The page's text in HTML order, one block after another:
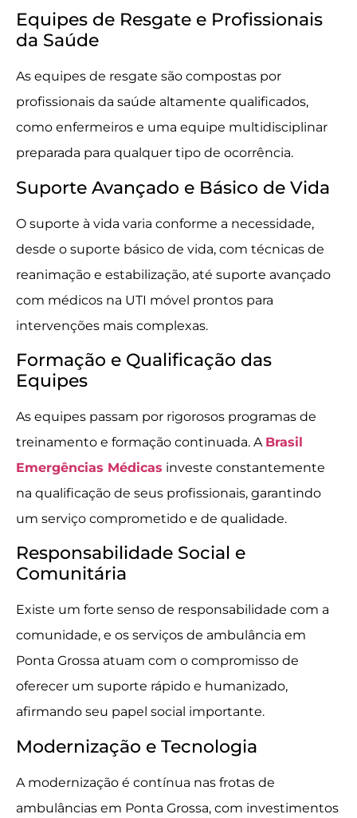
Equipes de Resgate e Profissionais
da Saúde
As equipes de resgate são compostas por
profissionais da saúde altamente qualificados,
como enfermeiros e uma equipe multidisciplinar
preparada para qualquer tipo de ocorrência.
Suporte Avançado e Básico de Vida
O suporte à vida varia conforme a necessidade,
desde o suporte básico de vida, com técnicas de
reanimação e estabilização, até suporte avançado
com médicos na UTI móvel prontos para
intervenções mais complexas.
Formação e Qualificação das
Equipes
As equipes passam por rigorosos programas de
treinamento e formação continuada. A Brasil
Emergências Médicas investe constantemente
na qualificação de seus profissionais, garantindo
um serviço comprometido e de qualidade.
Responsabilidade Social e
Comunitária
Existe um forte senso de responsabilidade com a
comunidade, e os serviços de ambulância em
Ponta Grossa atuam com o compromisso de
oferecer um suporte rápido e humanizado,
afirmando seu papel social importante.
Modernização e Tecnologia
A modernização é contínua nas frotas de
ambulâncias em Ponta Grossa, com investimentos